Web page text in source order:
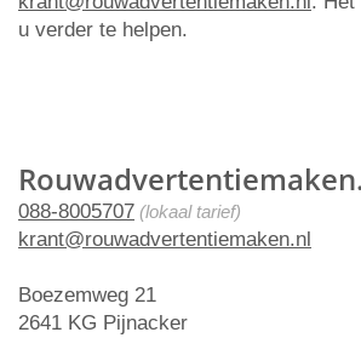
088-8005707 (lokaal tarief)
krant@rouwadvertentiemaken.nl
Boezemweg 21
2641 KG Pijnacker
u verder te helpen.